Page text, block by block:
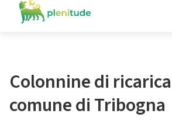
Colonnine di
comune di Tribogna